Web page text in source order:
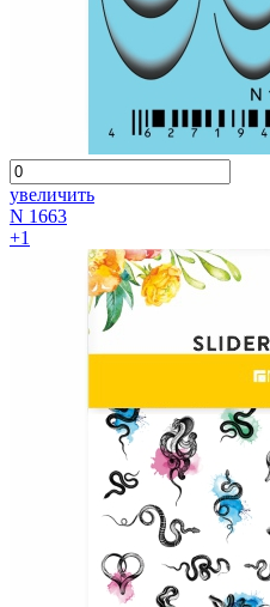
увеличить
N 1663
+1